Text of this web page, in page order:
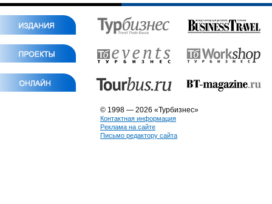
© 1998 — 2026 «Турбизнес»
Контактная информация
Реклама на сайте
Письмо редактору сайта